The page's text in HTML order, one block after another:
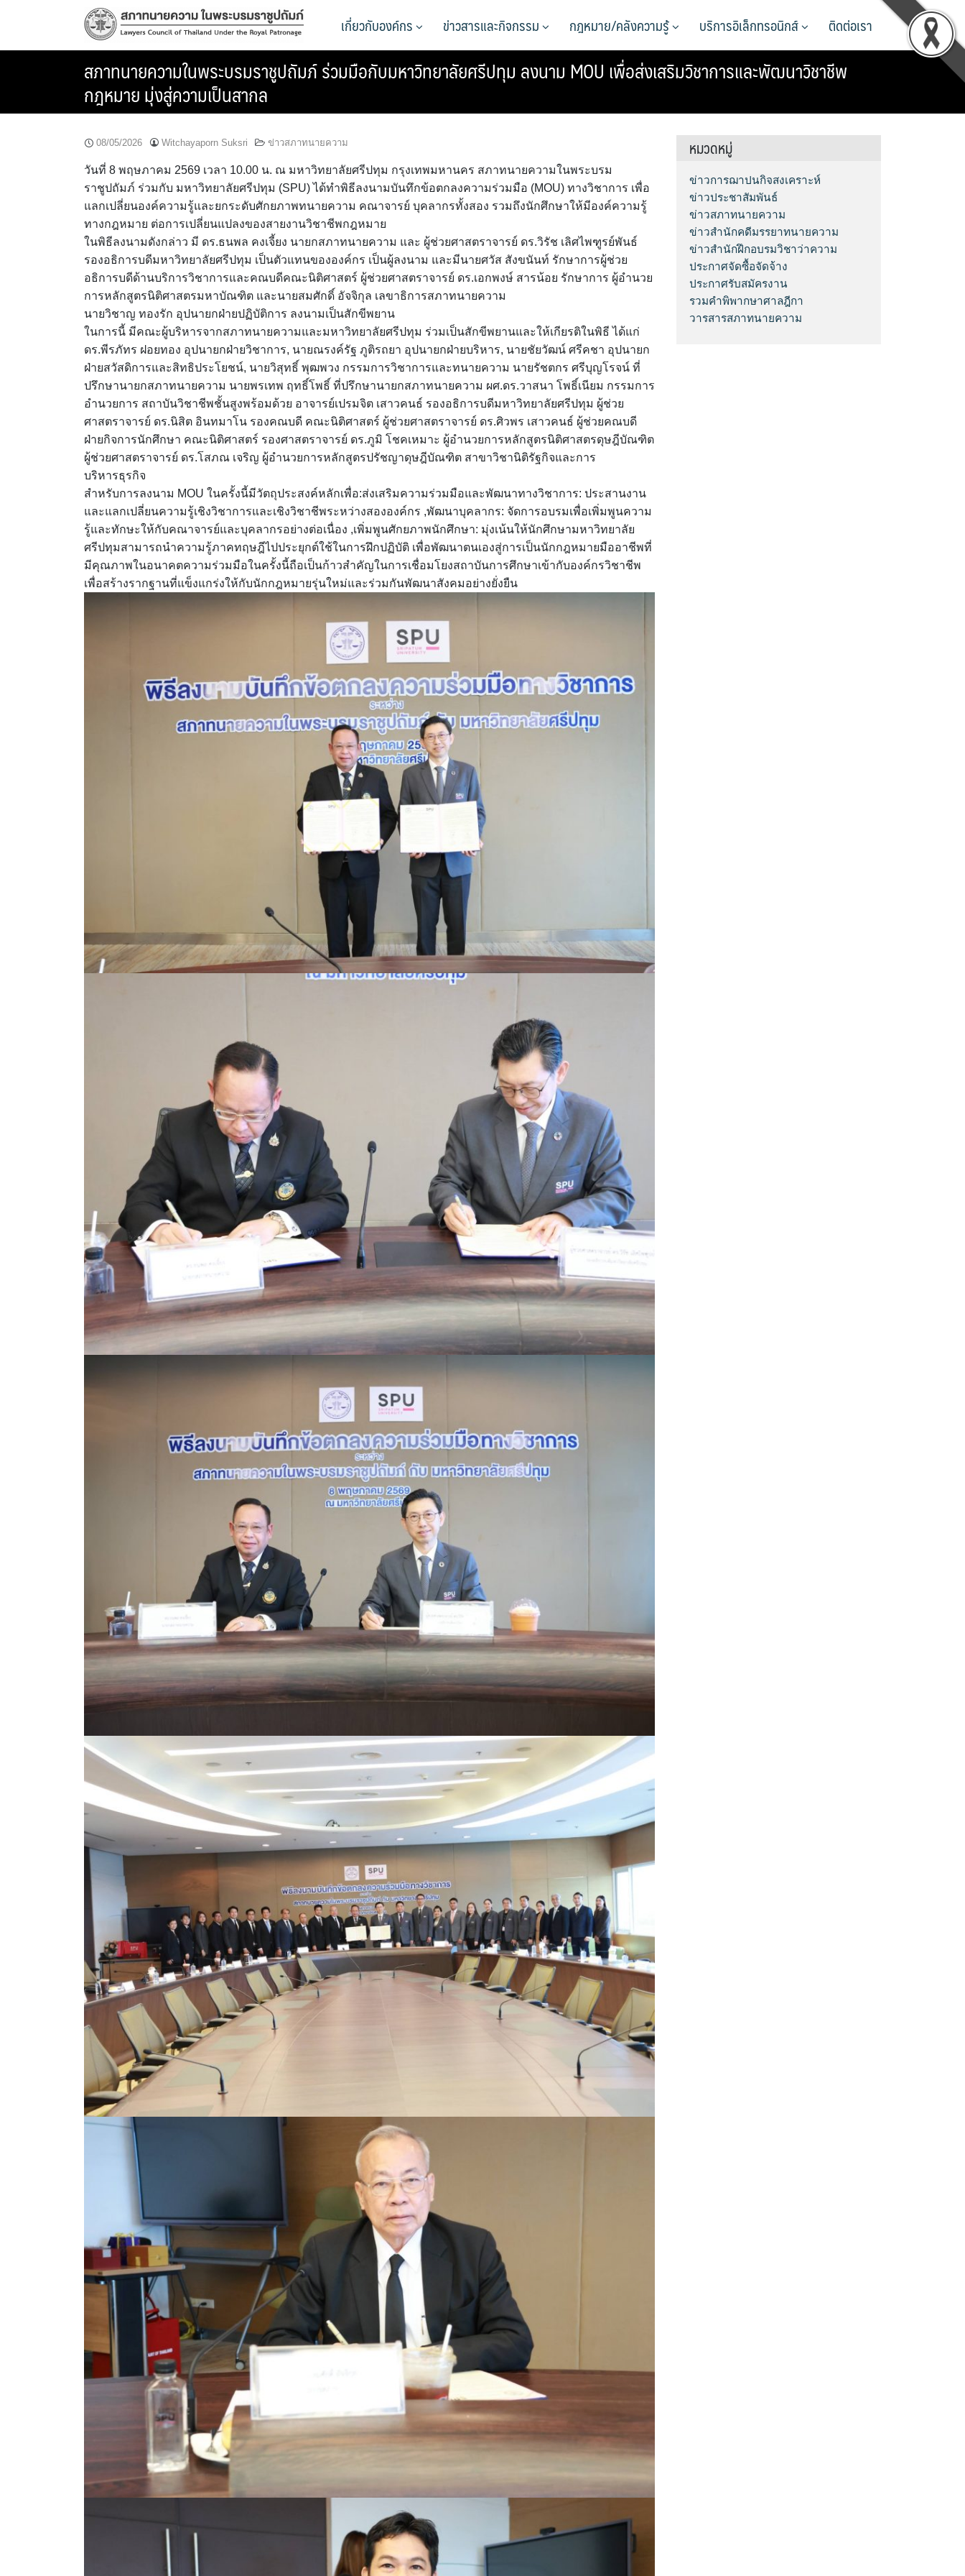
เกี่ยวกับองค์กร ข่าวสารและกิจกรรม กฎหมาย/คลังความรู้ บริการอิเล็กทรอนิกส์ ติดต่อเรา
สภาทนายความในพระบรมราชูปถัมภ์ ร่วมมือกับมหาวิทยาลัยศรีปทุม ลงนาม MOU เพื่อส่งเสริมวิชาการและพัฒนาวิชาชีพ
กฎหมาย มุ่งสู่ความเป็นสากล
08/05/2026 Witchayaporn Suksri ข่าวสภาทนายความ
วันที่ 8 พฤษภาคม 2569 เวลา 10.00 น. ณ มหาวิทยาลัยศรีปทุม กรุงเทพมหานคร สภาทนายความในพระบรม
ราชูปถัมภ์ ร่วมกับ มหาวิทยาลัยศรีปทุม (SPU) ได้ทำพิธีลงนามบันทึกข้อตกลงความร่วมมือ (MOU) ทางวิชาการ เพื่อ
แลกเปลี่ยนองค์ความรู้และยกระดับศักยภาพทนายความ คณาจารย์ บุคลากรทั้งสอง รวมถึงนักศึกษาให้มีองค์ความรู้
ทางกฎหมาย ต่อการเปลี่ยนแปลงของสายงานวิชาชีพกฎหมาย
ในพิธีลงนามดังกล่าว มี ดร.ธนพล คงเจี้ยง นายกสภาทนายความ และ ผู้ช่วยศาสตราจารย์ ดร.วิรัช เลิศไพฑูรย์พันธ์
รองอธิการบดีมหาวิทยาลัยศรีปทุม เป็นตัวแทนขององค์กร เป็นผู้ลงนาม และมีนายศวัส สังขนันท์ รักษาการผู้ช่วย
อธิการบดีด้านบริการวิชาการและคณบดีคณะนิติศาสตร์ ผู้ช่วยศาสตราจารย์ ดร.เอกพงษ์ สารน้อย รักษาการ ผู้อำนวย
การหลักสูตรนิติศาสตรมหาบัณฑิต และนายสมศักดิ์ อัจจิกุล เลขาธิการสภาทนายความ
นายวิชาญ ทองรัก อุปนายกฝ่ายปฏิบัติการ ลงนามเป็นสักขีพยาน
ในการนี้ มีคณะผู้บริหารจากสภาทนายความและมหาวิทยาลัยศรีปทุม ร่วมเป็นสักขีพยานและให้เกียรติในพิธี ได้แก่
ดร.พีรภัทร ฝอยทอง อุปนายกฝ่ายวิชาการ, นายณรงค์รัฐ ภูติรถยา อุปนายกฝ่ายบริหาร, นายชัยวัฒน์ ศรีคชา อุปนายก
ฝ่ายสวัสดิการและสิทธิประโยชน์, นายวิสุทธิ์ พุฒพวง กรรมการวิชาการและทนายความ นายรัชตกร ศรีบุญโรจน์ ที่
ปรึกษานายกสภาทนายความ นายพรเทพ ฤทธิ์โพธิ์ ที่ปรึกษานายกสภาทนายความ ผศ.ดร.วาสนา โพธิ์เนียม กรรมการ
อำนวยการ สถาบันวิชาชีพชั้นสูงพร้อมด้วย อาจารย์เปรมจิต เสาวคนธ์ รองอธิการบดีมหาวิทยาลัยศรีปทุม ผู้ช่วย
ศาสตราจารย์ ดร.นิสิต อินทมาโน รองคณบดี คณะนิติศาสตร์ ผู้ช่วยศาสตราจารย์ ดร.ศิวพร เสาวคนธ์ ผู้ช่วยคณบดี
ฝ่ายกิจการนักศึกษา คณะนิติศาสตร์ รองศาสตราจารย์ ดร.ภูมิ โชคเหมาะ ผู้อำนวยการหลักสูตรนิติศาสตรดุษฎีบัณฑิต
ผู้ช่วยศาสตราจารย์ ดร.โสภณ เจริญ ผู้อำนวยการหลักสูตรปรัชญาดุษฎีบัณฑิต สาขาวิชานิติรัฐกิจและการ
บริหารธุรกิจ
สำหรับการลงนาม MOU ในครั้งนี้มีวัตถุประสงค์หลักเพื่อ:ส่งเสริมความร่วมมือและพัฒนาทางวิชาการ: ประสานงาน
และแลกเปลี่ยนความรู้เชิงวิชาการและเชิงวิชาชีพระหว่างสององค์กร ,พัฒนาบุคลากร: จัดการอบรมเพื่อเพิ่มพูนความ
รู้และทักษะให้กับคณาจารย์และบุคลากรอย่างต่อเนื่อง ,เพิ่มพูนศักยภาพนักศึกษา: มุ่งเน้นให้นักศึกษามหาวิทยาลัย
ศรีปทุมสามารถนำความรู้ภาคทฤษฎีไปประยุกต์ใช้ในการฝึกปฏิบัติ เพื่อพัฒนาตนเองสู่การเป็นนักกฎหมายมืออาชีพที่
มีคุณภาพในอนาคตความร่วมมือในครั้งนี้ถือเป็นก้าวสำคัญในการเชื่อมโยงสถาบันการศึกษาเข้ากับองค์กรวิชาชีพ
เพื่อสร้างรากฐานที่แข็งแกร่งให้กับนักกฎหมายรุ่นใหม่และร่วมกันพัฒนาสังคมอย่างยั่งยืน
หมวดหมู่
ข่าวการฌาปนกิจสงเคราะห์
ข่าวประชาสัมพันธ์
ข่าวสภาทนายความ
ข่าวสำนักคดีมรรยาทนายความ
ข่าวสำนักฝึกอบรมวิชาว่าความ
ประกาศจัดซื้อจัดจ้าง
ประกาศรับสมัครงาน
รวมคำพิพากษาศาลฎีกา
วารสารสภาทนายความ